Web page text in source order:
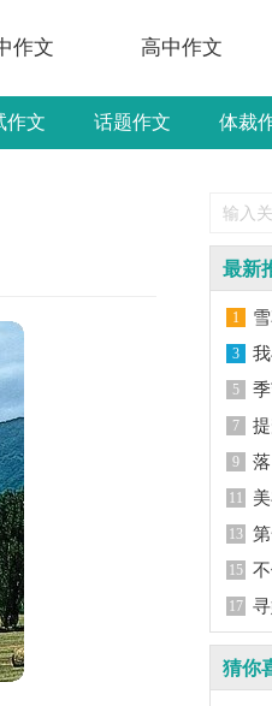
作文 高中作文
作文 话题作文 体裁
最新
1
3
5
7
9
11
13
字
15
550
17
猜你